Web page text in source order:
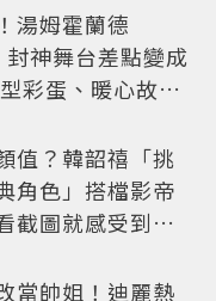
湯姆霍蘭德
神舞台差點變成
彩蛋、暖心故事
值？韓韶禧「挑
角色」搭檔影帝
截圖就感受到演
當帥姐！迪麗熱